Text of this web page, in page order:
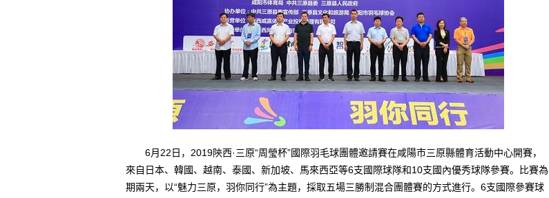
6月22日，2019陝西·三原“周瑩杯”國際羽毛球團體邀請賽在咸陽市三原縣體育活動中心開賽，
來自日本、韓國、越南、泰國、新加坡、馬來西亞等6支國際球隊和10支國內優秀球隊參賽。比賽為
期兩天，以“魅力三原，羽你同行”為主題，採取五場三勝制混合團體賽的方式進行。6支國際參賽球